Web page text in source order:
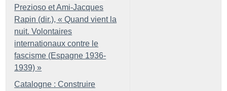
Prezioso et Ami-Jacques
Rapin (dir.), « Quand vient la
nuit. Volontaires
internationaux contre le
fascisme (Espagne 1936-
1939) »
Catalogne : Construire